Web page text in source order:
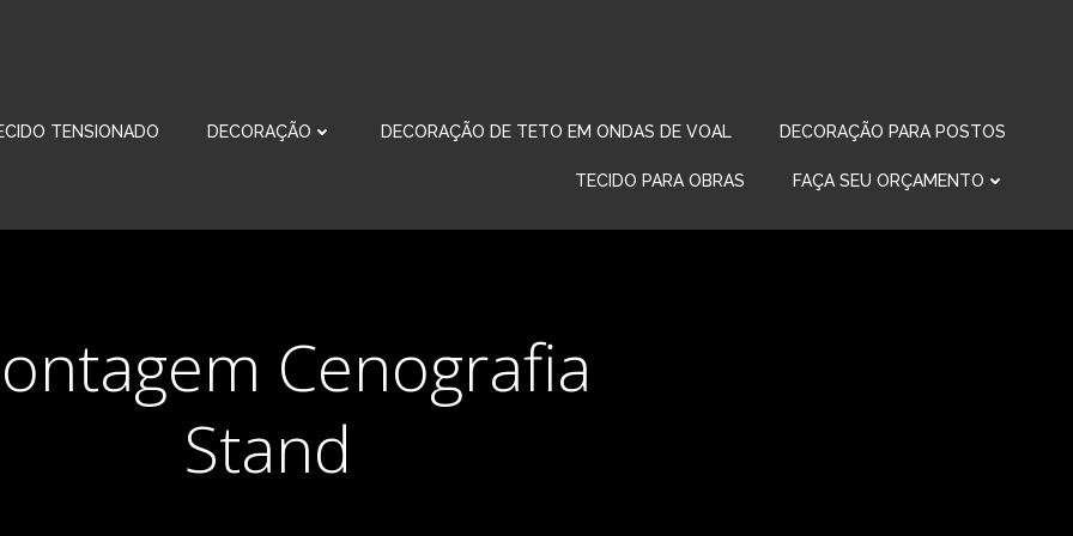
TENSIONADO DECORAÇÃO DECORAÇÃO DE TETO EM ONDAS DE VOAL DECORAÇÃO PARA POSTOS
TECIDO PARA OBRAS FAÇA SEU ORÇAMENTO
Cenografia
Stand